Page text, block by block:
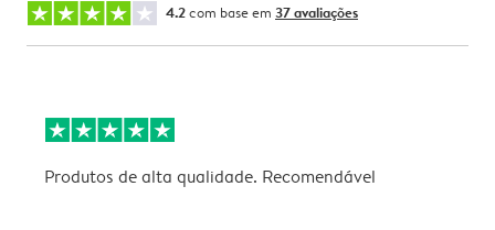
4.2com base em 37 avaliações
Produtos de alta qualidade. Recomendável